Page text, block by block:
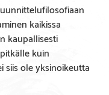
kaikissa
kaupallisesti
kuin
siis ole yksinoikeutta